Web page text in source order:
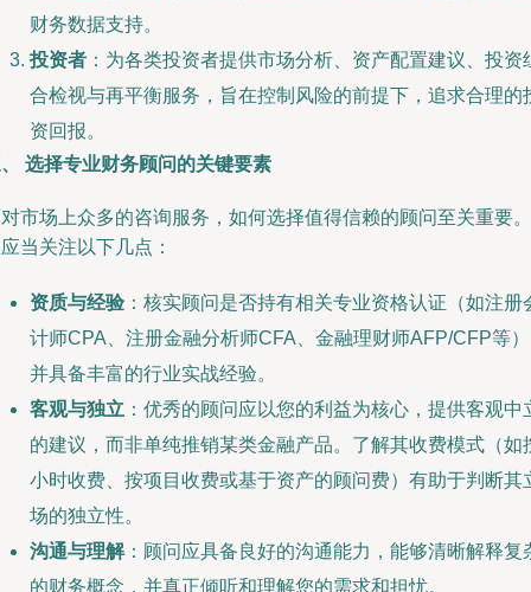
财务数据支持。
投资者 ：为各类投资者提供市场分析、资产配置建议、投资
合检视与再平衡服务，旨在控制风险的前提下，追求合理的
资回报。
选择专业财务顾问的关键要素
市场上众多的咨询服务，如何选择值得信赖的顾问至关重要。
当关注以下几点：
资质与经验 ：核实顾问是否持有相关专业资格认证（如注册
计师CPA、注册金融分析师CFA、金融理财师AFP/CFP等
并具备丰富的行业实战经验。
客观与独立 ：优秀的顾问应以您的利益为核心，提供客观中
的建议，而非单纯推销某类金融产品。了解其收费模式（如
小时收费、按项目收费或基于资产的顾问费）有助于判断其
场的独立性。
沟通与理解：顾问应具备良好的沟通能力，能够清晰解释复
的财务概念，并真正倾听和理解您的需求和担忧。